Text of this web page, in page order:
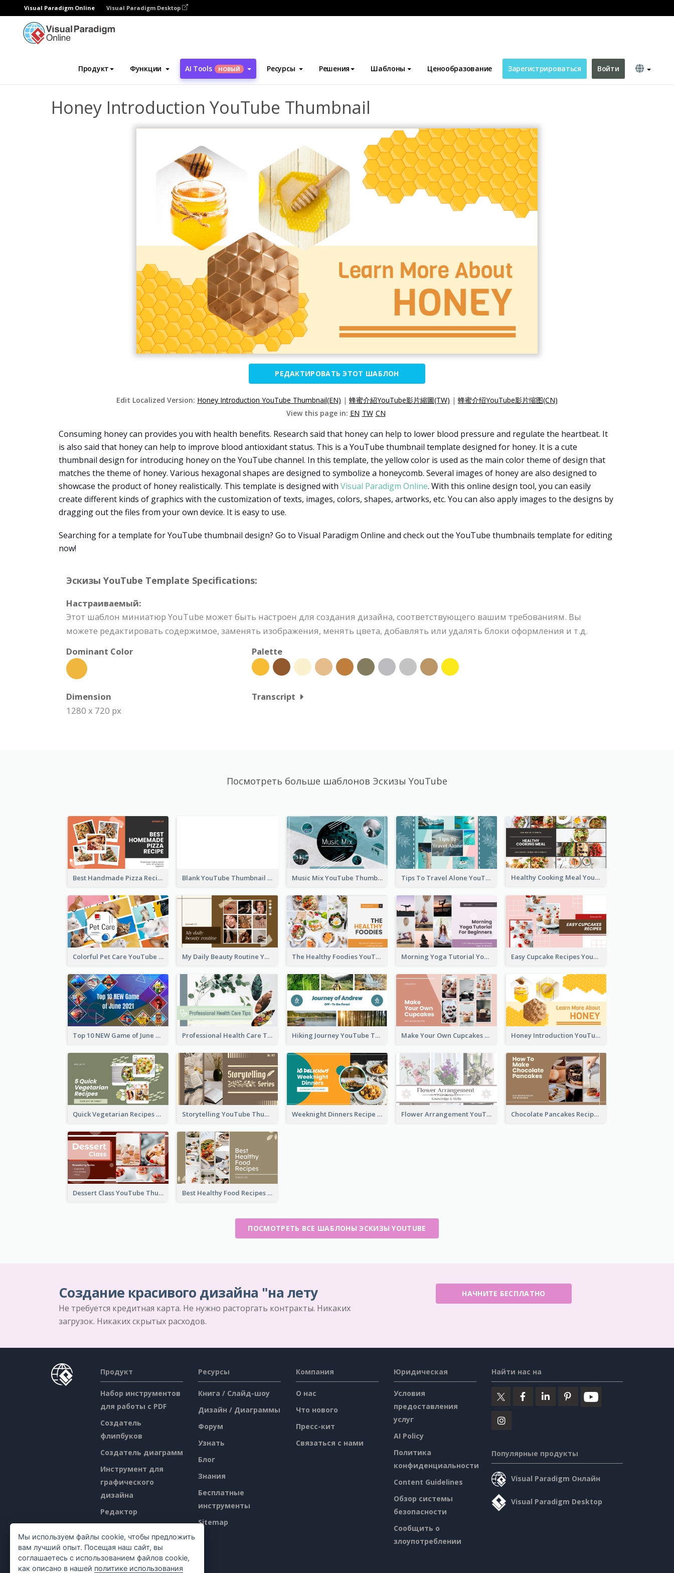
Visual Paradigm Online Visual Paradigm Desktop
Продукт Функции AI Tools НОВЫЙ Ресурсы Решения Шаблоны Ценообразование Зарегистрироваться Войти
Инструмент графического дизайна Шаблоны Эскизы YouTube
Honey Introduction YouTube Thumbnail
РЕДАКТИРОВАТЬ ЭТОТ ШАБЛОН
Edit Localized Version: Honey Introduction YouTube Thumbnail(EN) | 蜂蜜介紹YouTube影片縮圖(TW) | 蜂蜜介绍YouTube影片缩图(CN)
View this page in: EN TW CN
Consuming honey can provides you with health benefits. Research said that honey can help to lower blood pressure and regulate the heartbeat. It
is also said that honey can help to improve blood antioxidant status. This is a YouTube thumbnail template designed for honey. It is a cute
thumbnail design for introducing honey on the YouTube channel. In this template, the yellow color is used as the main color theme of design that
matches the theme of honey. Various hexagonal shapes are designed to symbolize a honeycomb. Several images of honey are also designed to
showcase the product of honey realistically. This template is designed with Visual Paradigm Online. With this online design tool, you can easily
create different kinds of graphics with the customization of texts, images, colors, shapes, artworks, etc. You can also apply images to the designs by
dragging out the files from your own device. It is easy to use.
Searching for a template for YouTube thumbnail design? Go to Visual Paradigm Online and check out the YouTube thumbnails template for editing
now!
Эскизы YouTube Template Specifications:
Настраиваемый:
Этот шаблон миниатюр YouTube может быть настроен для создания дизайна, соответствующего вашим требованиям. Вы
можете редактировать содержимое, заменять изображения, менять цвета, добавлять или удалять блоки оформления и т.д.
Dominant Color
Palette
Dimension
1280 x 720 px
Transcript
Посмотреть больше шаблонов Эскизы YouTube
Best Handmade Pizza Recipe YouTube Thumbnail Blank YouTube Thumbnail Music Mix YouTube Thumbnail Tips To Travel Alone YouTube Thumbnail Healthy Cooking Meal YouTube Thumbnail
Colorful Pet Care YouTube Thumbnail My Daily Beauty Routine YouTube Thumbnail The Healthy Foodies YouTube Thumbnail Morning Yoga Tutorial YouTube Thumbnail Easy Cupcake Recipes YouTube Thumbnail
Top 10 NEW Game of June 2021 YouTube Thumbnail Professional Health Care Tips YouTube Thumbnail Hiking Journey YouTube Thumbnail Make Your Own Cupcakes YouTube Thumbnail Honey Introduction YouTube Thumbnail
Quick Vegetarian Recipes YouTube Thumbnail Storytelling YouTube Thumbnail Weeknight Dinners Recipe YouTube Thumbnail Flower Arrangement YouTube Thumbnail Chocolate Pancakes Recipe YouTube Thumbnail
Dessert Class YouTube Thumbnail Best Healthy Food Recipes YouTube Thumbnail
ПОСМОТРЕТЬ ВСЕ ШАБЛОНЫ ЭСКИЗЫ YOUTUBE
Создание красивого дизайна "на лету
Не требуется кредитная карта. Не нужно расторгать контракты. Никаких
загрузок. Никаких скрытых расходов.
НАЧНИТЕ БЕСПЛАТНО
Продукт
Набор инструментов
для работы с PDF
Создатель
флипбуков
Создатель диаграмм
Инструмент для
графического
дизайна
Редактор
документов
Создатель
презентаций
Редактор
Ресурсы
Книга / Слайд-шоу
Дизайн / Диаграммы
Форум
Узнать
Блог
Знания
Бесплатные
инструменты
Sitemap
Компания
О нас
Что нового
Пресс-кит
Связаться с нами
Юридическая
Условия
предоставления
услуг
AI Policy
Политика
конфиденциальности
Content Guidelines
Обзор системы
безопасности
Сообщить о
злоупотреблении
Найти нас на
Популярные продукты
Visual Paradigm Онлайн
Visual Paradigm Desktop
Мы используем файлы cookie, чтобы предложить
вам лучший опыт. Посещая наш сайт, вы
соглашаетесь с использованием файлов cookie,
как описано в нашей политике использования